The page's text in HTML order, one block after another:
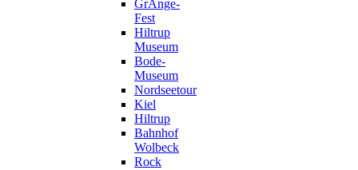
GrAnge-
Fest
Hiltrup
Museum
Bode-
Museum
Nordseetour
Kiel
Hiltrup
Bahnhof
Wolbeck
Rock